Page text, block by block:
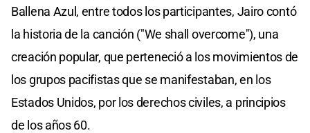
Ballena Azul, entre todos los participantes, Jairo contó
la historia de la canción ("We shall overcome"), una
creación popular, que perteneció a los movimientos de
los grupos pacifistas que se manifestaban, en los
Estados Unidos, por los derechos civiles, a principios
de los años 60.